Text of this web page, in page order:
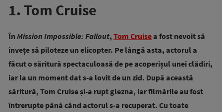
1. Tom Cruise
În Mission Impossible: Fallout, Tom Cruise a fost nevoit să
învețe să piloteze un elicopter. Pe lângă asta, actorul a
făcut o săritură spectaculoasă de pe acoperișul unei clădiri,
iar la un moment dat s-a lovit de un zid. După această
săritură, Tom Cruise și-a rupt glezna, iar filmările au fost
întrerupte până când actorul s-a recuperat. Cu toate